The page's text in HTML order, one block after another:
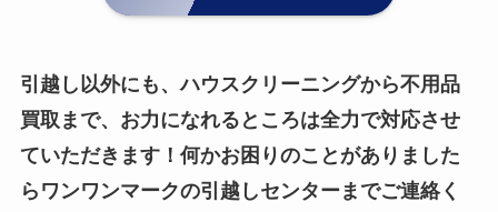
引越し以外にも、ハウスクリーニングから不用品
買取まで、お力になれるところは全力で対応させ
ていただきます！何かお困りのことがありました
らワンワンマークの引越しセンターまでご連絡く